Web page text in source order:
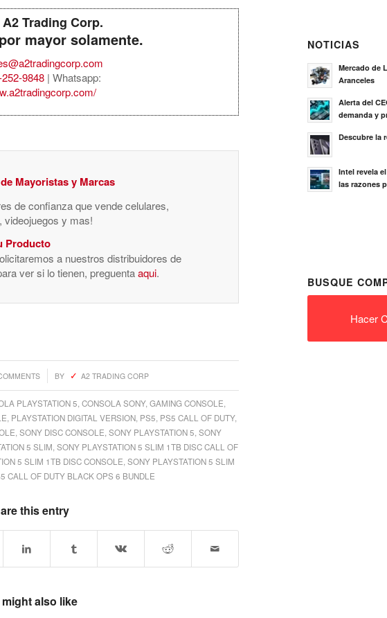
Trading Corp.
mayor solamente.
9848 | Whatsapp:
Mayoristas y Marcas
de confianza que vende celulares,
videojuegos y mas!
Producto
a nuestros distribuidores de
ver si lo tienen, preguentaaqui.
/ BY A2 TRADING CORP
PLAYSTATION 5,CONSOLA SONY,GAMING CONSOLE,
, PLAYSTATION DIGITAL VERSION, PS5, PS5 CALL OF DUTY,
,SONY DISC CONSOLE,SONY PLAYSTATION 5,SONY
5 SLIM,SONY PLAYSTATION 5 SLIM 1TB DISC CALL OF
5 SLIM 1TB DISC CONSOLE,SONY PLAYSTATION 5 SLIM
CALL OF DUTY BLACK OPS 6 BUNDLE
this entry
also like
NOTICIAS
Mercado de
Aranceles
Alerta del
demanda y
Descubre la
Intel revela
las razones
BUSQUE
Hacer